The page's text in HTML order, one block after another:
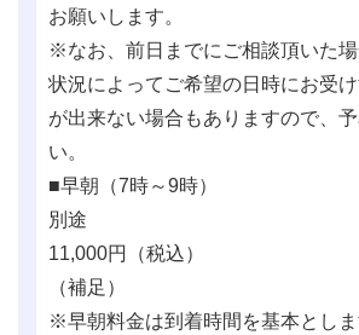
お願いします。
※なお、前日までにご相談頂いた
状況によってご希望の日時にお受
が出来ない場合もありますので、
い。
■早朝（7時～9時）
別途
11,000円（税込）
（補足）
※早朝料金は到着時間を基本としま